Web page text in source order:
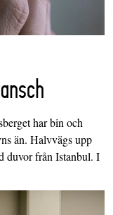
har bin och
än. Halvvägs upp
duvor från Istanbul. I